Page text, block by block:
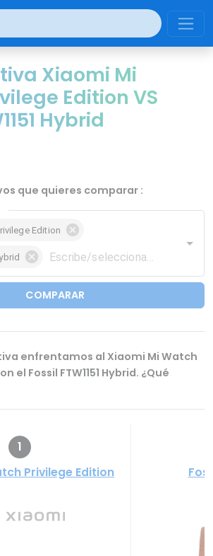
Xiaomi Mi
Edition VS
Hybrid
que quieres comparar :
Edition
COMPARAR
enfrentamos al Xiaomi Mi Watch
el Fossil FTW1151 Hybrid. ¿Qué
1
Privilege Edition
cookies